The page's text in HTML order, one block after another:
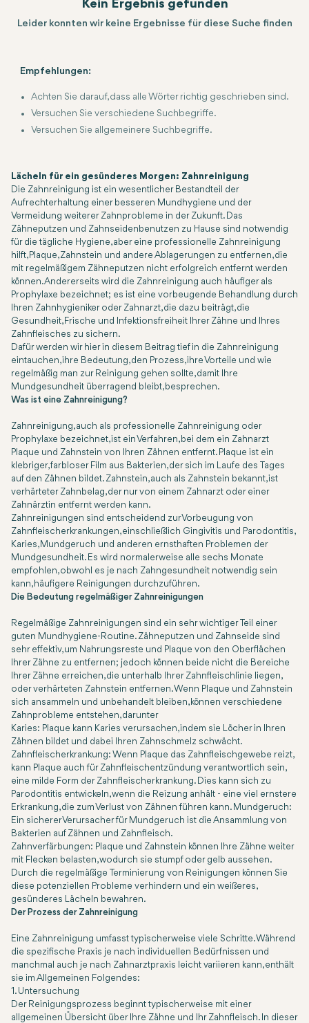
Kein Ergebnis gefunden
Leider konnten wir keine Ergebnisse für diese Suche finden
Empfehlungen:
Achten Sie darauf, dass alle Wörter richtig geschrieben sind.
Versuchen Sie verschiedene Suchbegriffe.
Versuchen Sie allgemeinere Suchbegriffe.
Lächeln für ein gesünderes Morgen: Zahnreinigung
Die Zahnreinigung ist ein wesentlicher Bestandteil der
Aufrechterhaltung einer besseren Mundhygiene und der
Vermeidung weiterer Zahnprobleme in der Zukunft. Das
Zähneputzen und Zahnseidenbenutzen zu Hause sind notwendig
für die tägliche Hygiene, aber eine professionelle Zahnreinigung
hilft, Plaque, Zahnstein und andere Ablagerungen zu entfernen, die
mit regelmäßigem Zähneputzen nicht erfolgreich entfernt werden
können. Andererseits wird die Zahnreinigung auch häufiger als
Prophylaxe bezeichnet; es ist eine vorbeugende Behandlung durch
Ihren Zahnhygieniker oder Zahnarzt, die dazu beiträgt, die
Gesundheit, Frische und Infektionsfreiheit Ihrer Zähne und Ihres
Zahnfleisches zu sichern.
Dafür werden wir hier in diesem Beitrag tief in die Zahnreinigung
eintauchen, ihre Bedeutung, den Prozess, ihre Vorteile und wie
regelmäßig man zur Reinigung gehen sollte, damit Ihre
Mundgesundheit überragend bleibt, besprechen.
Was ist eine Zahnreinigung?
Zahnreinigung, auch als professionelle Zahnreinigung oder
Prophylaxe bezeichnet, ist ein Verfahren, bei dem ein Zahnarzt
Plaque und Zahnstein von Ihren Zähnen entfernt. Plaque ist ein
klebriger, farbloser Film aus Bakterien, der sich im Laufe des Tages
auf den Zähnen bildet. Zahnstein, auch als Zahnstein bekannt, ist
verhärteter Zahnbelag, der nur von einem Zahnarzt oder einer
Zahnärztin entfernt werden kann.
Zahnreinigungen sind entscheidend zur Vorbeugung von
Zahnfleischerkrankungen, einschließlich Gingivitis und Parodontitis,
Karies, Mundgeruch und anderen ernsthaften Problemen der
Mundgesundheit. Es wird normalerweise alle sechs Monate
empfohlen, obwohl es je nach Zahngesundheit notwendig sein
kann, häufigere Reinigungen durchzuführen.
Die Bedeutung regelmäßiger Zahnreinigungen
Regelmäßige Zahnreinigungen sind ein sehr wichtiger Teil einer
guten Mundhygiene-Routine. Zähneputzen und Zahnseide sind
sehr effektiv, um Nahrungsreste und Plaque von den Oberflächen
Ihrer Zähne zu entfernen; jedoch können beide nicht die Bereiche
Ihrer Zähne erreichen, die unterhalb Ihrer Zahnfleischlinie liegen,
oder verhärteten Zahnstein entfernen. Wenn Plaque und Zahnstein
sich ansammeln und unbehandelt bleiben, können verschiedene
Zahnprobleme entstehen, darunter
Karies: Plaque kann Karies verursachen, indem sie Löcher in Ihren
Zähnen bildet und dabei Ihren Zahnschmelz schwächt.
Zahnfleischerkrankung: Wenn Plaque das Zahnfleischgewebe reizt,
kann Plaque auch für Zahnfleischentzündung verantwortlich sein,
eine milde Form der Zahnfleischerkrankung. Dies kann sich zu
Parodontitis entwickeln, wenn die Reizung anhält - eine viel ernstere
Erkrankung, die zum Verlust von Zähnen führen kann. Mundgeruch:
Ein sicherer Verursacher für Mundgeruch ist die Ansammlung von
Bakterien auf Zähnen und Zahnfleisch.
Zahnverfärbungen: Plaque und Zahnstein können Ihre Zähne weiter
mit Flecken belasten, wodurch sie stumpf oder gelb aussehen.
Durch die regelmäßige Terminierung von Reinigungen können Sie
diese potenziellen Probleme verhindern und ein weißeres,
gesünderes Lächeln bewahren.
Der Prozess der Zahnreinigung
Eine Zahnreinigung umfasst typischerweise viele Schritte. Während
die spezifische Praxis je nach individuellen Bedürfnissen und
manchmal auch je nach Zahnarztpraxis leicht variieren kann, enthält
sie im Allgemeinen Folgendes:
1. Untersuchung
Der Reinigungsprozess beginnt typischerweise mit einer
allgemeinen Übersicht über Ihre Zähne und Ihr Zahnfleisch. In dieser